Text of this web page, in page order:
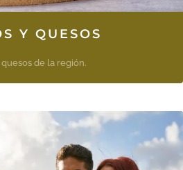
Y QUESOS
de la región.